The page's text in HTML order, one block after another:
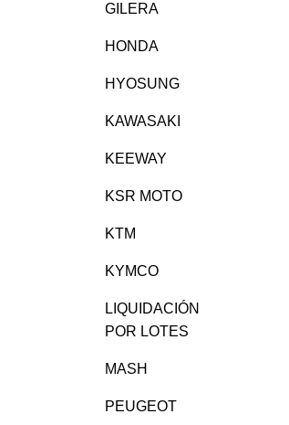
GILERA
HONDA
HYOSUNG
KAWASAKI
KEEWAY
KSR MOTO
KTM
KYMCO
LIQUIDACIÓN
POR LOTES
MASH
PEUGEOT